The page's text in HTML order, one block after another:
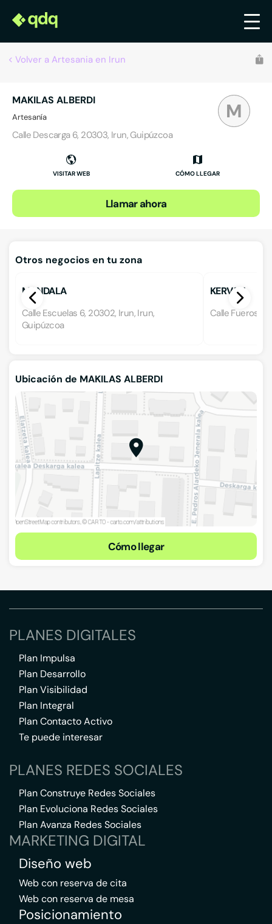
Volver a Artesania en Irun
M
MAKILAS ALBERDI
Artesanía
Calle Descarga 6, 20303, Irun, Guipúzcoa
VISITAR WEB CÓMO LLEGAR
Llamar ahora
Otros negocios en tu zona
MANDALA
Calle Escuelas 6, 20302, Irun, Irun,
Guipúzcoa
KERVAN
Calle Fueros
Ubicación de MAKILAS ALBERDI
Cómo llegar
PLANES DIGITALES
Plan Impulsa
Plan Desarrollo
Plan Visibilidad
Plan Integral
Plan Contacto Activo
Te puede interesar
PLANES REDES SOCIALES
Plan Construye Redes Sociales
Plan Evoluciona Redes Sociales
Plan Avanza Redes Sociales
MARKETING DIGITAL
Diseño web
Web con reserva de cita
Web con reserva de mesa
Posicionamiento